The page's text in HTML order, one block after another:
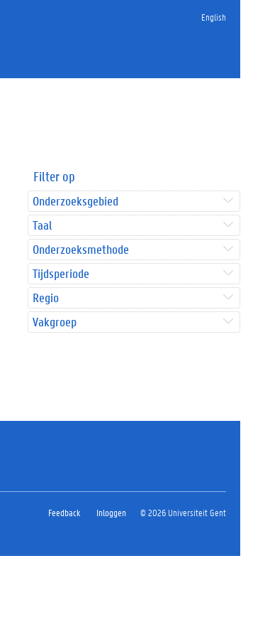
English
Filter op
Onderzoeksgebied
Taal
Onderzoeksmethode
Tijdsperiode
Regio
Vakgroep
Feedback Inloggen © 2026 Universiteit Gent